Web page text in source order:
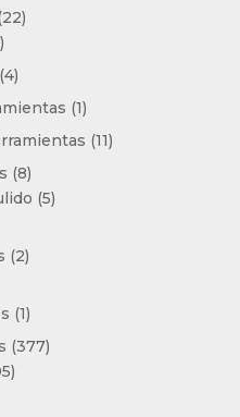
2222
productos
44
productos
11
producto
1111
88
productos
55
22
11
producto
377377
205